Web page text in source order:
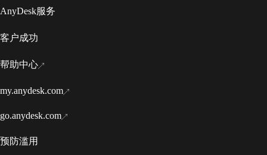
AnyDesk服务
客户成功
帮助中心
my.anydesk.com
go.anydesk.com
预防滥用